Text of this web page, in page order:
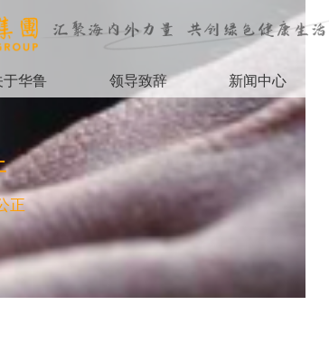
于华鲁 领导致辞 新闻中心
正